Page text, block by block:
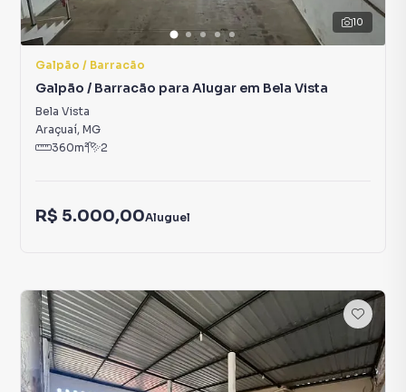
10
Galpão / Barracão
Galpão / Barracão para Alugar em Bela Vista
Bela Vista
Araçuaí, MG
360m² 2
R$ 5.000,00Aluguel